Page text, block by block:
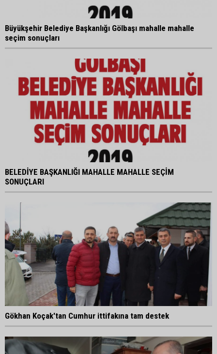
Büyükşehir Belediye Başkanlığı Gölbaşı mahalle mahalle
seçim sonuçları
BELEDİYE BAŞKANLIĞI MAHALLE MAHALLE SEÇİM
SONUÇLARI
Gökhan Koçak'tan Cumhur ittifakına tam destek